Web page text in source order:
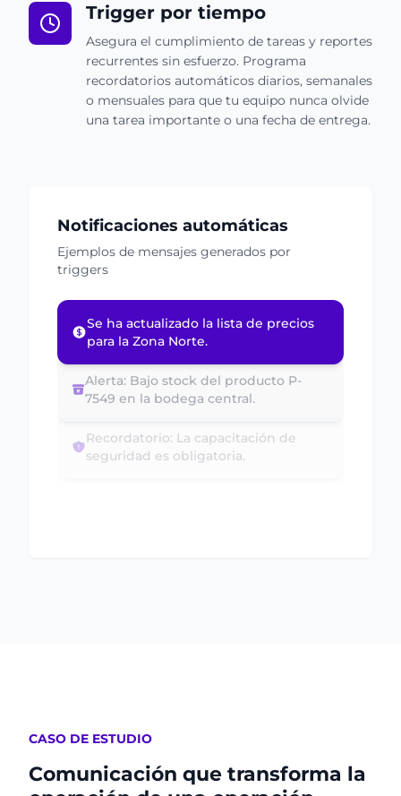
Trigger por tiempo
Asegura el cumplimiento de tareas y reportes
recurrentes sin esfuerzo. Programa
recordatorios automáticos diarios, semanales
o mensuales para que tu equipo nunca olvide
una tarea importante o una fecha de entrega.
Notificaciones automáticas
Ejemplos de mensajes generados por
triggers
Alerta: Bajo stock del producto P-
7549 en la bodega central.
Recordatorio: La capacitación de
seguridad es obligatoria.
Nuevo flujo de captura 'Reporte de
Competencia' activado.
CASO DE ESTUDIO
Comunicación que transforma la